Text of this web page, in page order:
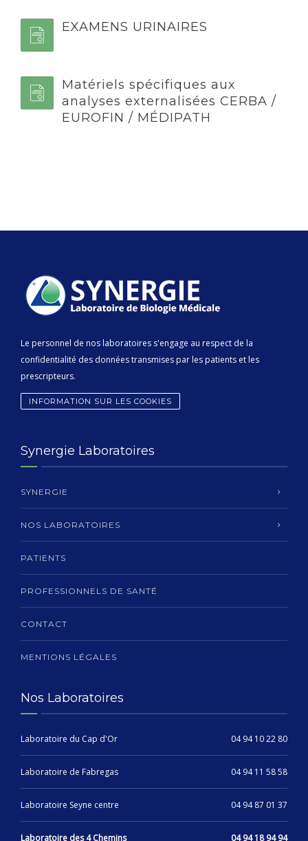
EXAMENS URINAIRES
Matériels spécifiques aux
analyses externalisées CERBA /
EUROFIN / MÉDIPATH
Le personnel de nos laboratoires s'engage au respect de la
confidentialité des données transmises par les patients et les
prescripteurs.
INFORMATION SUR LES COOKIES
Synergie Laboratoires
SYNERGIE
NOS LABORATOIRES
PATIENTS
PROFESSIONNELS DE SANTÉ
CONTACT
MENTIONS LÉGALES
Nos Laboratoires
Laboratoire du Cap d'Or 04 94 10 22 80
Laboratoire de Fabregas 04 94 11 58 58
Laboratoire Seyne centre 04 94 87 01 37
Laboratoire des 4 Chemins 04 94 18 94 94